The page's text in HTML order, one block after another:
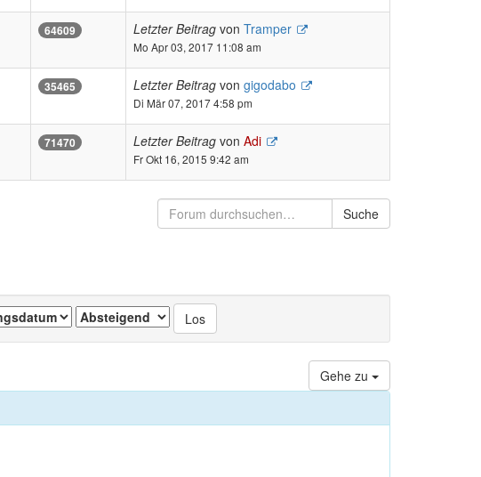
64609 Letzter Beitrag von Tramper
Mo Apr 03, 2017 11:08 am
35465 Letzter Beitrag von gigodabo
Di Mär 07, 2017 4:58 pm
71470 Letzter Beitrag von Adi
Fr Okt 16, 2015 9:42 am
Suche
Gehe zu